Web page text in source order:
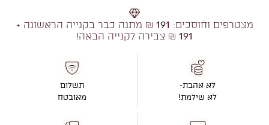
מצטרפים וחוסכים: 191 ₪ מתנה כבר בקנייה הראשונה +
191 ₪ צבירה לקנייה הבאה!
לא אהבת-
לא שילמת!
תשלום
מאובטח